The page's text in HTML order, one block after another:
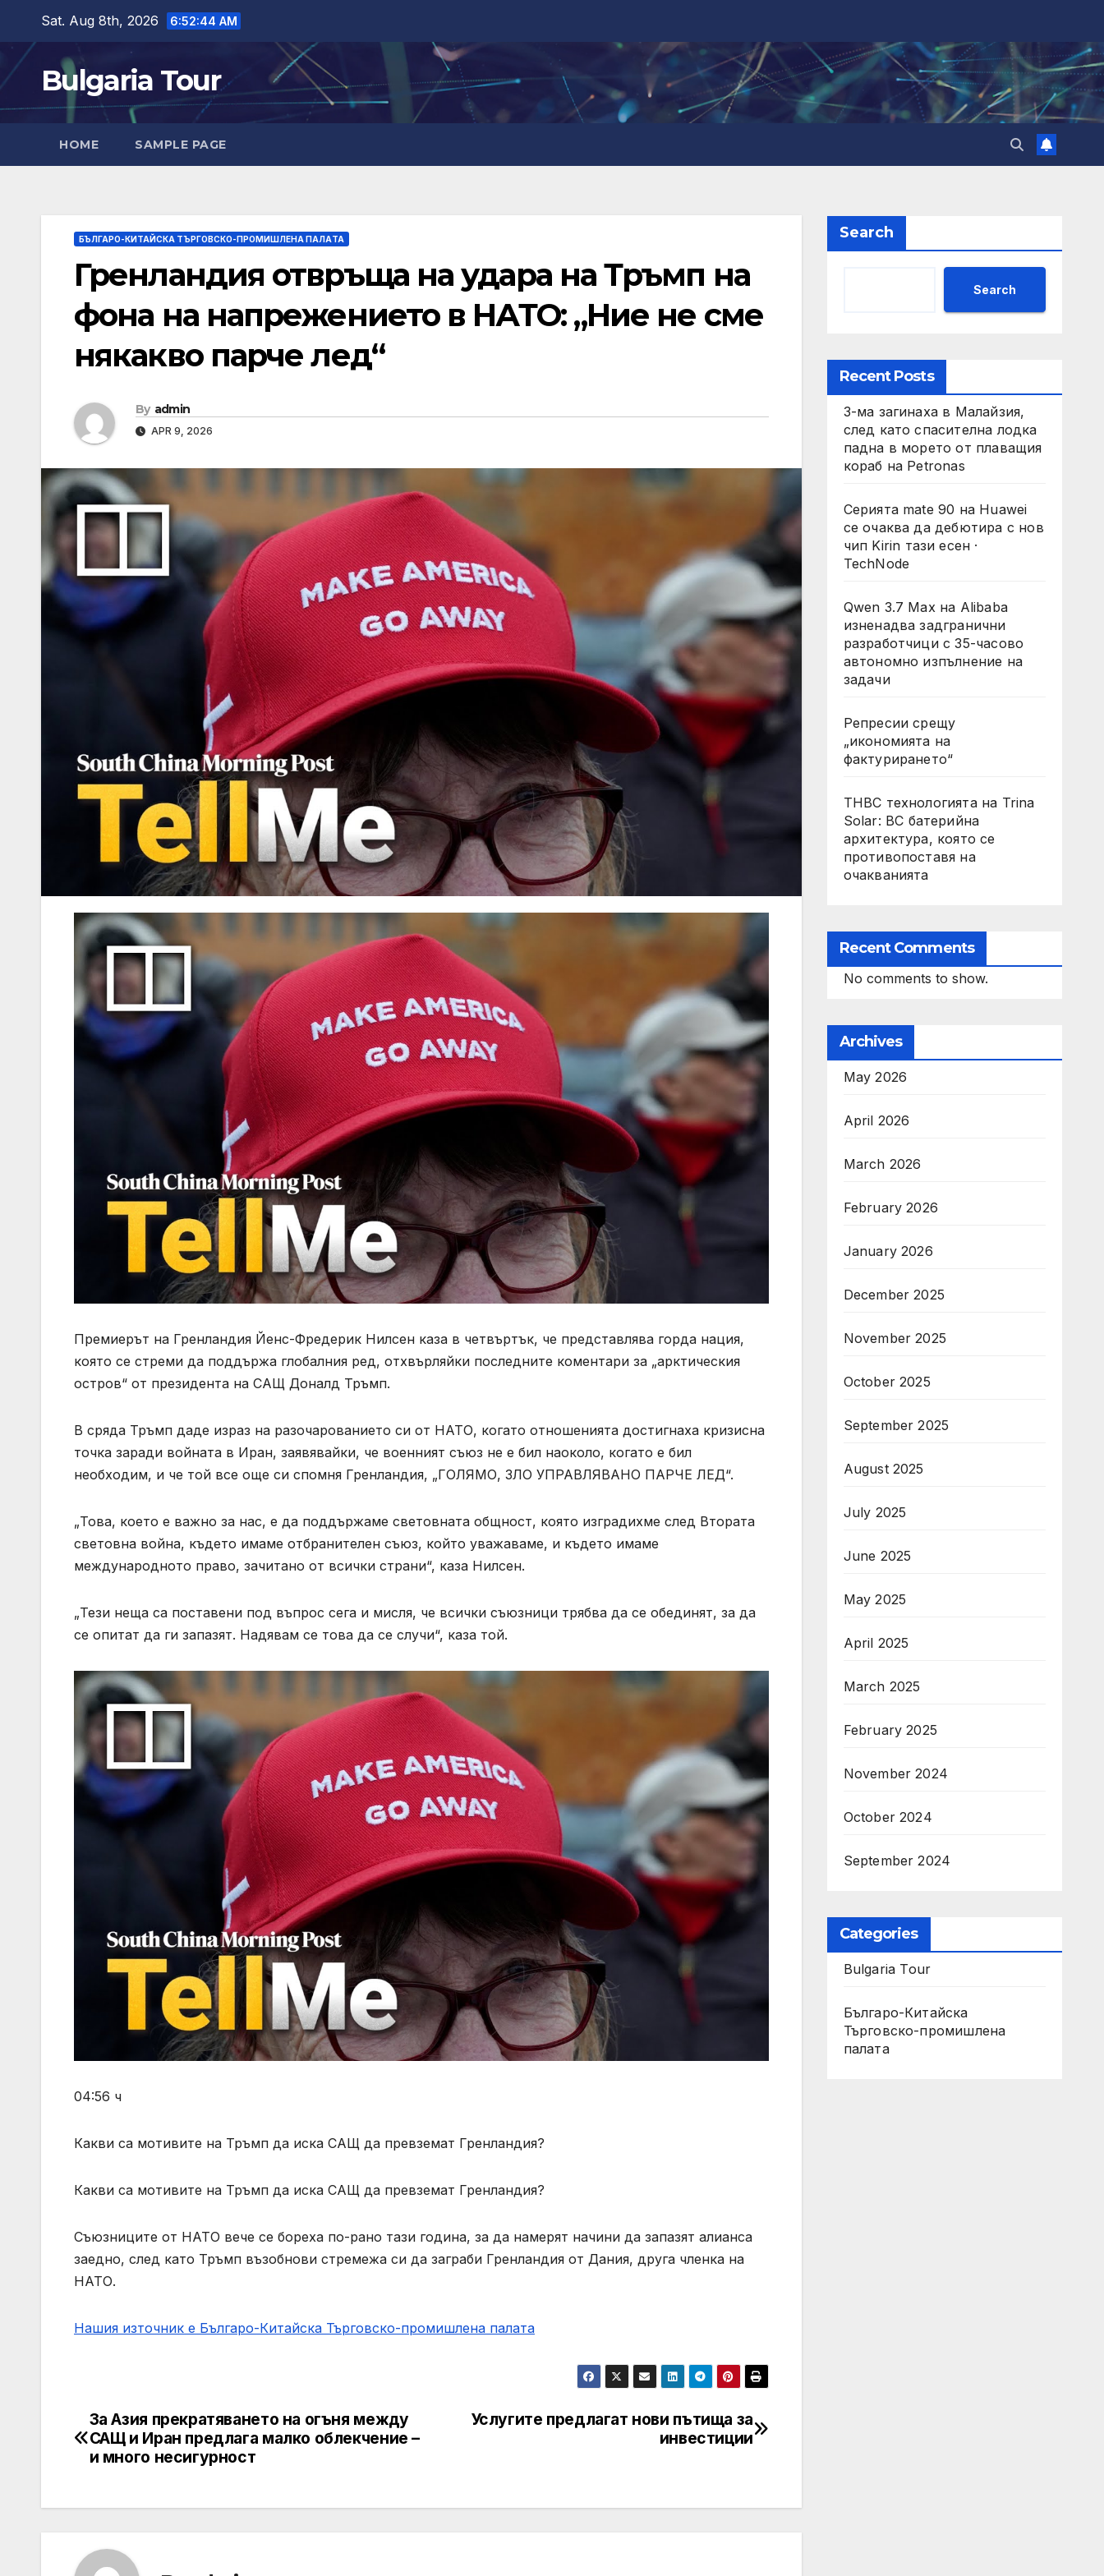
content
Sat. Aug 8th, 2026 6:52:45 AM
Bulgaria Tour
HOME SAMPLE PAGE
БЪЛГАРО-КИТАЙСКА ТЪРГОВСКО-ПРОМИШЛЕНА ПАЛAТА
Гренландия отвръща на удара на Тръмп на
фона на напрежението в НАТО: „Ние не сме
някакво парче лед“
By admin
APR 9, 2026
Премиерът на Гренландия Йенс-Фредерик Нилсен каза в четвъртък, че представлява горда нация,
която се стреми да поддържа глобалния ред, отхвърляйки последните коментари за „арктическия
остров“ от президента на САЩ Доналд Тръмп.
В сряда Тръмп даде израз на разочарованието си от НАТО, когато отношенията достигнаха кризисна
точка заради войната в Иран, заявявайки, че военният съюз не е бил наоколо, когато е бил
необходим, и че той все още си спомня Гренландия, „ГОЛЯМО, ЗЛО УПРАВЛЯВАНО ПАРЧЕ ЛЕД“.
„Това, което е важно за нас, е да поддържаме световната общност, която изградихме след Втората
световна война, където имаме отбранителен съюз, който уважаваме, и където имаме
международното право, зачитано от всички страни“, каза Нилсен.
„Тези неща са поставени под въпрос сега и мисля, че всички съюзници трябва да се обединят, за да
се опитат да ги запазят. Надявам се това да се случи“, каза той.
04:56 ч
Какви са мотивите на Тръмп да иска САЩ да превземат Гренландия?
Какви са мотивите на Тръмп да иска САЩ да превземат Гренландия?
Съюзниците от НАТО вече се бореха по-рано тази година, за да намерят начини да запазят алианса
заедно, след като Тръмп възобнови стремежа си да заграби Гренландия от Дания, друга членка на
НАТО.
Нашия източник е Българо-Китайска Търговско-промишлена палaта
Post
navigation
Услугите предлагат нови пътища за
инвестиции
За Азия прекратяването на огъня между
САЩ и Иран предлага малко облекчение –
и много несигурност
Search
Search
Recent Posts
3-ма загинаха в Малайзия,
след като спасителна лодка
падна в морето от плаващия
кораб на Petronas
Серията mate 90 на Huawei
се очаква да дебютира с нов
чип Kirin тази есен ·
TechNode
Qwen 3.7 Max на Alibaba
изненадва задгранични
разработчици с 35-часово
автономно изпълнение на
задачи
Репресии срещу
„икономията на
фактурирането“
THBC технологията на Trina
Solar: BC батерийна
архитектура, която се
противопоставя на
очакванията
Recent Comments
No comments to show.
Archives
May 2026
April 2026
March 2026
February 2026
January 2026
December 2025
November 2025
October 2025
September 2025
August 2025
July 2025
June 2025
May 2025
April 2025
March 2025
February 2025
November 2024
October 2024
September 2024
Categories
Bulgaria Tour
Българо-Китайска
Търговско-промишлена
палaта